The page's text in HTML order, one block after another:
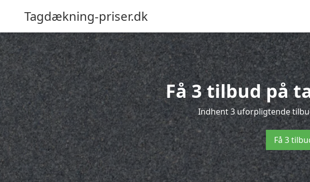
Tagdækning-priser.dk
Få 3 tilbud på
Indhent 3 uforpligtende
Få 3